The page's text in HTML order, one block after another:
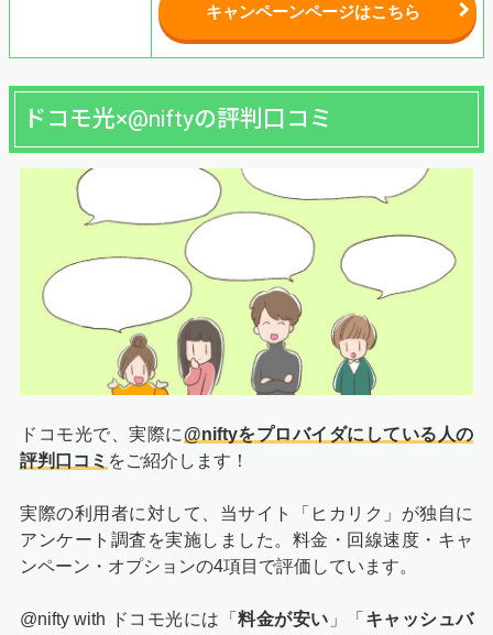
キャンペーンページはこちら
ドコモ光×@niftyの評判口コミ
ドコモ光で、実際に @niftyをプロバイダにしている人の
評判口コミ をご紹介します！
実際の利用者に対して、当サイト「ヒカリク」が独自に
アンケート調査を実施しました。料金・回線速度・キャ
ンペーン・オプションの4項目で評価しています。
@nifty with ドコモ光には「料金が安い 」「 キャッシュバ